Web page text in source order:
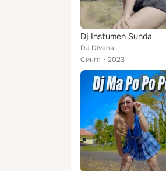
Dj Instumen Sunda
DJ Divana
Сингл
2023